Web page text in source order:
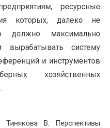
ресурсные
которых, далеко не
должно максимально
систему
и инструментов
хозяйственных
В. Перспективы